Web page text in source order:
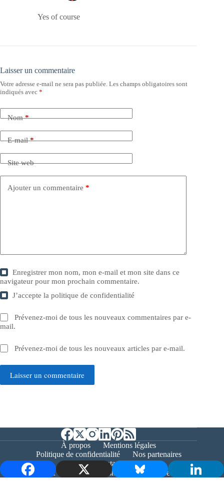
Yes of course
Laisser un commentaire
Votre adresse e-mail ne sera pas publiée. Les champs obligatoires sont
indiqués avec *
Nom*
E-mail*
Site web
Ajouter un commentaire *
Enregistrer mon nom, mon e-mail et mon site dans ce
navigateur pour mon prochain commentaire.
J’accepte lapolitique de confidentialité
Prévenez-moi de tous les nouveaux commentaires par e-
mail.
Prévenez-moi de tous les nouveaux articles par e-mail.
Laisser un commentaire
À propos
Mentions légales
Politique de confidentialité
Nos partenaires
Contact
Copyright © 2026 - Bernieshoot.fr Journal Web